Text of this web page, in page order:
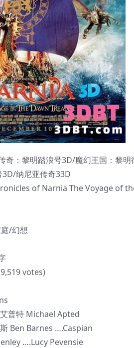
黎明踏浪号3D/魔幻王国：黎明
纳尼亚传奇33D
of Narnia The Voyage of
/幻想
votes)
特 Michael Apted
Barnes ….Caspian
….Lucy Pevensie